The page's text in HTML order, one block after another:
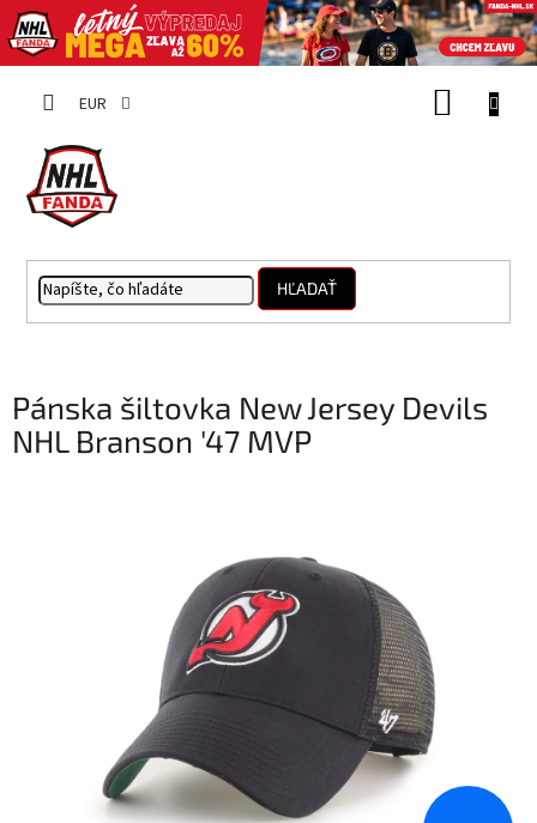
EUR
HĽADAŤ
Pánska šiltovka New Jersey Devils
NHL Branson '47 MVP